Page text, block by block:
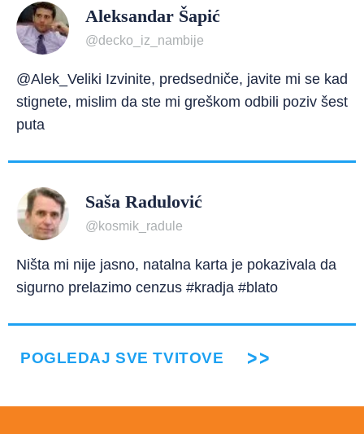
Aleksandar Šapić
@decko_iz_nambije
@Alek_Veliki Izvinite, predsedniče, javite mi se kad
stignete, mislim da ste mi greškom odbili poziv šest
puta
Saša Radulović
@kosmik_radule
Ništa mi nije jasno, natalna karta je pokazivala da
sigurno prelazimo cenzus #kradja #blato
POGLEDAJ SVE TVITOVE